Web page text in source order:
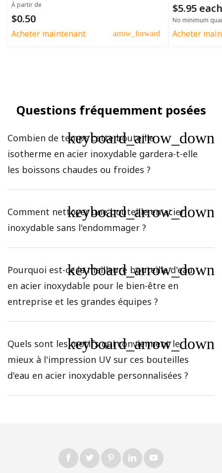
À partir de
$0.50
Acheter maintenant arrow_forward
$5.95 each
No minimum
Acheter
Questions fréquemment posées
Combien de temps cette bouteille
isotherme en acier inoxydable gardera-t-elle
les boissons chaudes ou froides ?
keyboard_arrow_down
Comment nettoyer une bouteille en acier
inoxydable sans l'endommager ?
keyboard_arrow_down
Pourquoi est-ce la meilleure bouteille d'eau
en acier inoxydable pour le bien-être en
entreprise et les grandes équipes ?
keyboard_arrow_down
Quels sont les motifs qui conviennent le
mieux à l'impression UV sur ces bouteilles
d'eau en acier inoxydable personnalisées ?
keyboard_arrow_down